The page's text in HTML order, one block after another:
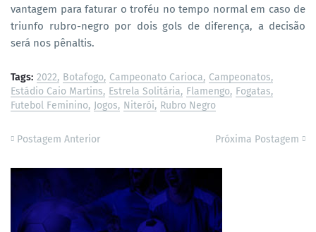
vantagem para faturar o troféu no tempo normal em caso de
triunfo rubro-negro por dois gols de diferença, a decisão
será nos pênaltis.
Tags: 2022 Botafogo Campeonato Carioca Campeonatos
Estádio Caio Martins Estrela Solitária Flamengo Fogatas
Futebol Feminino Jogos Niterói Rubro Negro
Postagem Anterior Próxima Postagem